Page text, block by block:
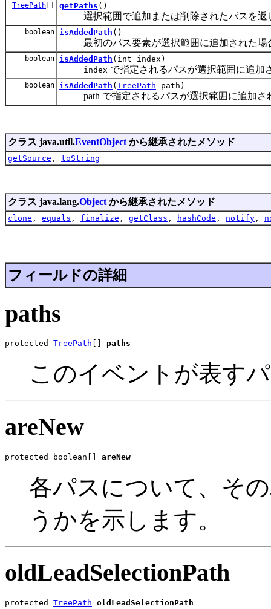
TreePath [] getPaths ()
選択範囲で追加または削除されたパスを返
boolean isAddedPath ()
最初のパス要素が選択範囲に追加された場
boolean isAddedPath (int index)
index で指定されるパスが選択範囲に追加
boolean isAddedPath ( TreePath path)
path で指定されるパスが選択範囲に追加さ
クラス java.util.EventObject から継承されたメソッド
getSource , toString
クラス java.lang.Object から継承されたメソッド
clone , equals , finalize , getClass , hashCode , notify ,
フィールドの詳細
paths
protected TreePath paths
このイベントが表す
areNew
protected boolean[] areNew
各パスについて、そ
うかを示します。
oldLeadSelectionPath
protected TreePath oldLeadSelectionPath